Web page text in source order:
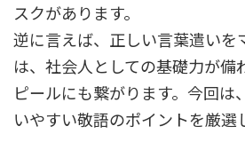
スクがあります。
逆に言えば、正しい言葉遣いを
は、社会人としての基礎力が備
ピールにも繋がります。今回は
いやすい敬語のポイントを厳選